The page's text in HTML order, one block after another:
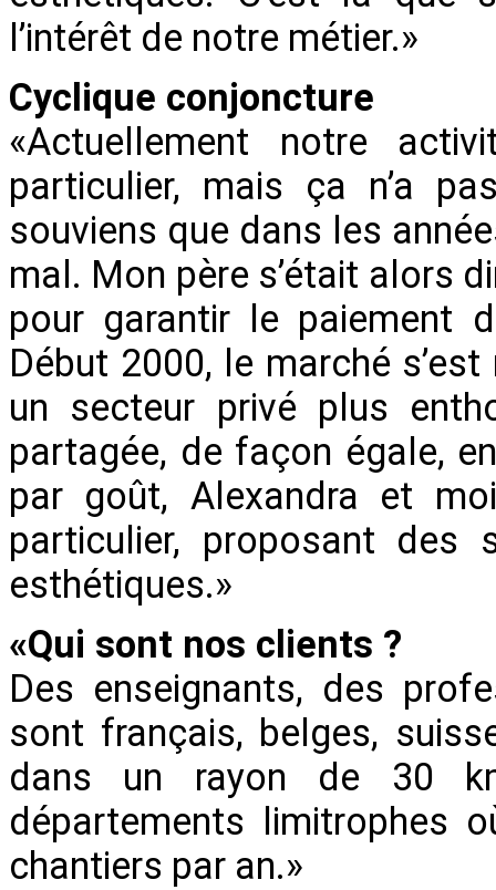
l’intérêt de notre métier.»
Cyclique conjoncture
«Actuellement notre
particulier, mais ça n’a
souviens que dans les
mal. Mon père s’était alors
pour garantir le paiement
Début 2000, le marché
un secteur privé plus
partagée, de façon égale,
par goût, Alexandra et
particulier, proposant
esthétiques.»
«Qui sont nos clients ?
Des enseignants, des
sont français, belges,
dans un rayon de 30
départements limitrophes
chantiers par an.»